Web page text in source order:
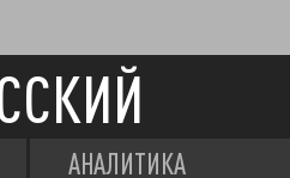
АНАЛИТИКА